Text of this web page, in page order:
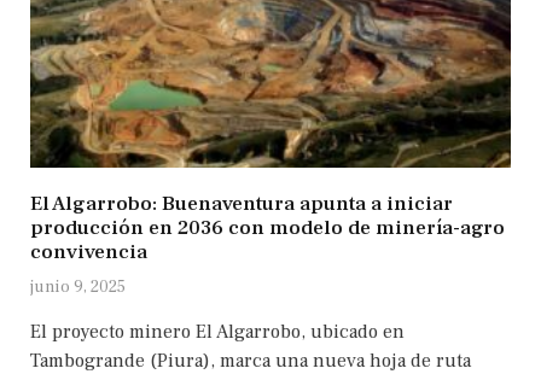
El Algarrobo: Buenaventura apunta a iniciar
producción en 2036 con modelo de minería-agro
convivencia
junio 9, 2025
El proyecto minero El Algarrobo, ubicado en
Tambogrande (Piura), marca una nueva hoja de ruta